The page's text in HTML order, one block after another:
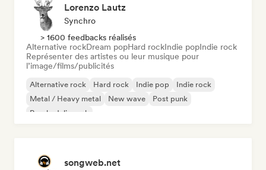
Lorenzo Lautz
Synchro
> 1600 feedbacks réalisés
Alternative rockDream popHard rockIndie popIndie rock
Représenter des artistes ou leur musique pour
l’image/films/publicités
Alternative rock Hard rock Indie pop
Indie rock
Metal / Heavy metal
New wave
Post punk
Psychedelic rock
songweb.net